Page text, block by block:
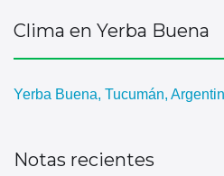
Clima en Yerba Buena
Yerba Buena, Tucumán,
Notas recientes